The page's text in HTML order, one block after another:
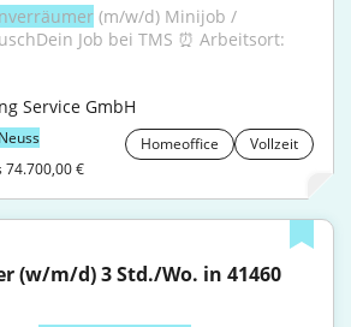
(m/w/d) Minijob /
Job bei TMS ⏰ Arbeitsort:
Service GmbH
Neuss Homeoffice
Vollzeit
74.700,00 €